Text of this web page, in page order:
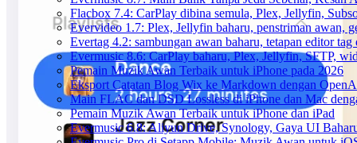
Flacbox 7.4: CarPlay dibina semula, Plex, Jellyfin,
Evervideo 1.7: Plex, Jellyfin baharu, penstriman awan,
Evertag 4.2: sambungan awan baharu, tetapan editor tag
Evermusic 8.6: CarPlay baharu, Plex, Jellyfin, SFTP,
Pemain Muzik Awan Terbaik untuk iPhone pada 2026
Eksport Catatan Blog Wix ke Markdown dengan
Main FLAC dan DSD Lossless di iPhone dan Mac
Pemain Muzik Awan Terbaik untuk iPhone dan iPad
Evermusic 6.8: Aliyun Drive, Synology, Gaya UI